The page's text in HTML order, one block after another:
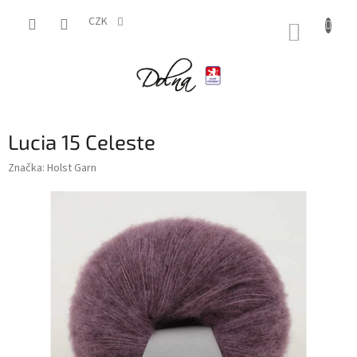
CZK
Lucia 15 Celeste
Značka: Holst Garn